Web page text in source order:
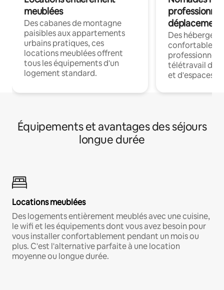
meublées
Des cabanes de montagne
paisibles aux appartements
urbains pratiques, ces
locations meublées offrent
tous les équipements d'un
logement standard.
déplacement
Des
confortables
professionnels
télétravail
et d'espaces
Équipements et avantages des séjours
longue durée
Locations meublées
Des logements entièrement meublés avec une cuisine,
le wifi et les équipements dont vous avez besoin pour
vous installer confortablement pendant un mois ou
plus. C'est l'alternative parfaite à une location
moyenne ou longue durée.